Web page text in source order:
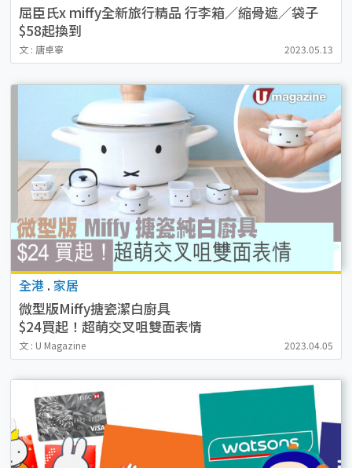
屈臣氏x miffy全新旅行精品 行李箱／縮骨遮／袋子
$58起換到
文 : 唐卓寧 2023.05.13
全港 . 家居
微型版Miffy搪瓷潔白廚具
$24買起！超萌交叉咀雙面表情
文 : U Magazine 2023.04.05